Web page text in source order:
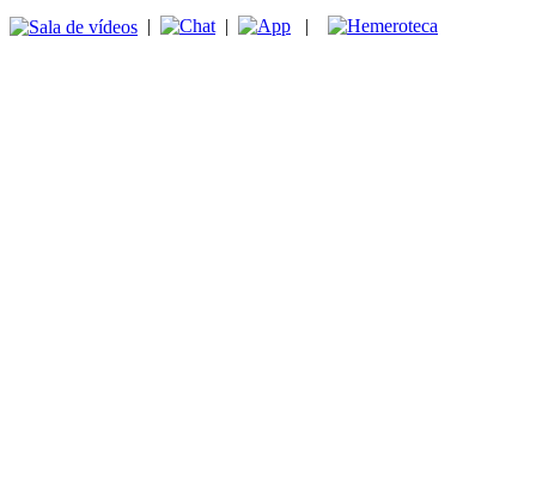
| | |